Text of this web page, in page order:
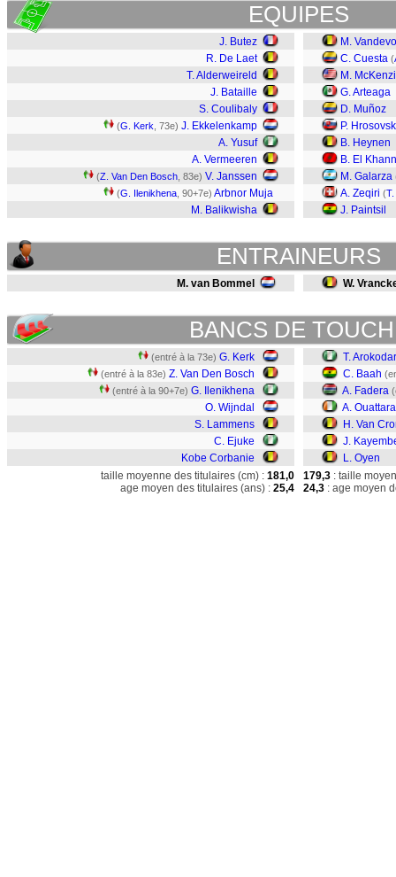
EQUIPES
J. Butez
R. De Laet
T. Alderweireld
J. Bataille
S. Coulibaly
(G. Kerk , 73e) J. Ekkelenkamp
A. Yusuf
A. Vermeeren
(Z. Van Den Bosch , 83e) V. Janssen
(G. Ilenikhena , 90+7e) Arbnor Muja
M. Balikwisha
M.
C. Cuesta (
M.
G. Arteaga
D. Muñoz
P.
B. Heynen
B. El
M. Galarza
A. Zeqiri (
J. Paintsil
ENTRAINEURS
M. van Bommel W.
BANCS DE
(entré à la 73e) G. Kerk
(entré à la 83e) Z. Van Den Bosch
(entré à la 90+7e) G. Ilenikhena
O. Wijndal
S. Lammens
C. Ejuke
Kobe Corbanie
T.
C. Baah
A. Fadera
A. Ouattara
H. Van
J.
L. Oyen
taille moyenne des titulaires (cm) : 181,0
age moyen des titulaires (ans) : 25,4
179,3 : taille
24,3 : age moyen